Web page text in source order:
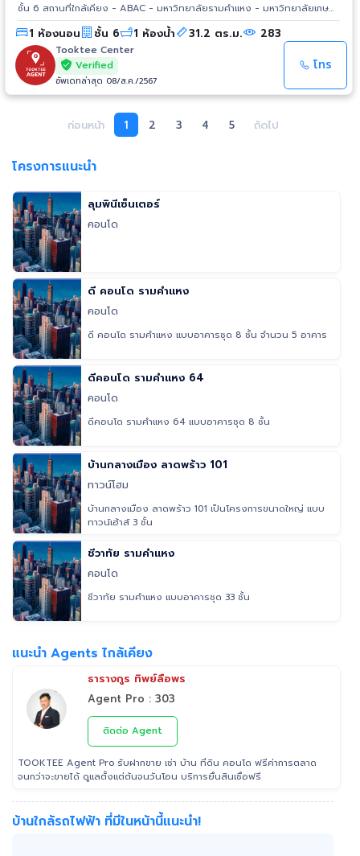
ชั้น 6 สถานที่ใกล้เคียง - ABAC - มหาวิทยาลัยรามคำแหง - มหาวิทยาลัยเกษม
บัณฑิต - ราชมังคลากีฬาสถาน - โรงพยาบาลรามคำแหง - The Nine - ห้าง
สรรพสินค้าเดอะมอลล์ รามคำแหง
1 ห้องนอน ชั้น 6 1 ห้องน้ำ 31.2 ตร.ม. 283
Tooktee Center
Verified
อัพเดทล่าสุด 08/ส.ค./2567
โทร
ก่อนหน้า 1 2 3 4 5 ถัดไป
โครงการแนะนำ
ลุมพินีเซ็นเตอร์
คอนโด
ดี คอนโด รามคำแหง
คอนโด
ดี คอนโด รามคำแหง แบบอาคารชุด 8 ชั้น จำนวน 5 อาคาร
ดีคอนโด รามคำแหง 64
คอนโด
ดีคอนโด รามคำแหง 64 แบบอาคารชุด 8 ชั้น
บ้านกลางเมือง ลาดพร้าว 101
ทาวน์โฮม
บ้านกลางเมือง ลาดพร้าว 101 เป็นโครงการขนาดใหญ่ แบบ
ทาวน์เฮ้าส์ 3 ชั้น
ชีวาทัย รามคำแหง
คอนโด
ชีวาทัย รามคำแหง แบบอาคารชุด 33 ชั้น
แนะนำ Agents ไกล้เคียง
ธารางกูร ทิพย์ลือพร
Agent Pro : 303
ติดต่อ Agent
TOOKTEE Agent Pro รับฝากขาย เช่า บ้าน ที่ดิน คอนโด ฟรีค่าการตลาด
จนกว่าจะขายได้ ดูแลตั้งแต่ต้นจนวันโอน บริการยื่นสินเชื่อฟรี
บ้านใกล้รถไฟฟ้า ที่มีในหน้านี้แนะนำ!